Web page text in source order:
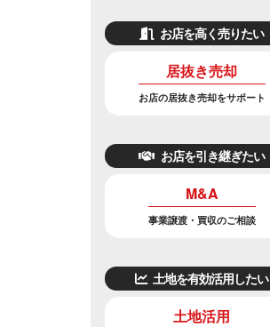
お店を高く売りたい
居抜き売却
お店の居抜き売却をサポート
お店を引き継ぎたい
M&A
事業譲渡・買収のご相談
土地を有効活用したい
土地活用